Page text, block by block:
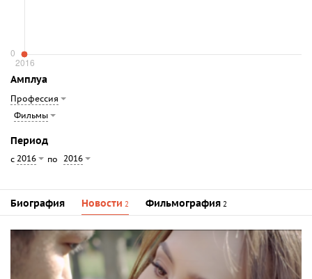
Амплуа
Профессия
Фильмы
Период
с 2016 по 2016
Биография Новости 2 Фильмография 2